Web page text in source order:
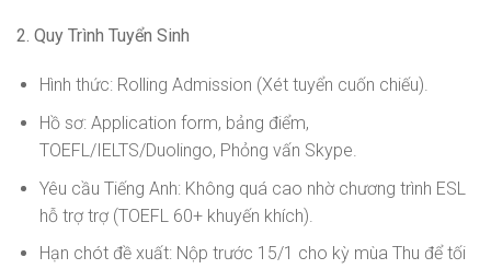
2. Quy Trình Tuyển Sinh
Hình thức: Rolling Admission (Xét tuyển cuốn chiếu).
Hồ sơ: Application form, bảng điểm,
TOEFL/IELTS/Duolingo, Phỏng vấn Skype.
Yêu cầu Tiếng Anh: Không quá cao nhờ chương trình ESL
hỗ trợ trợ (TOEFL 60+ khuyến khích).
Hạn chót đề xuất: Nộp trước 15/1 cho kỳ mùa Thu để tối